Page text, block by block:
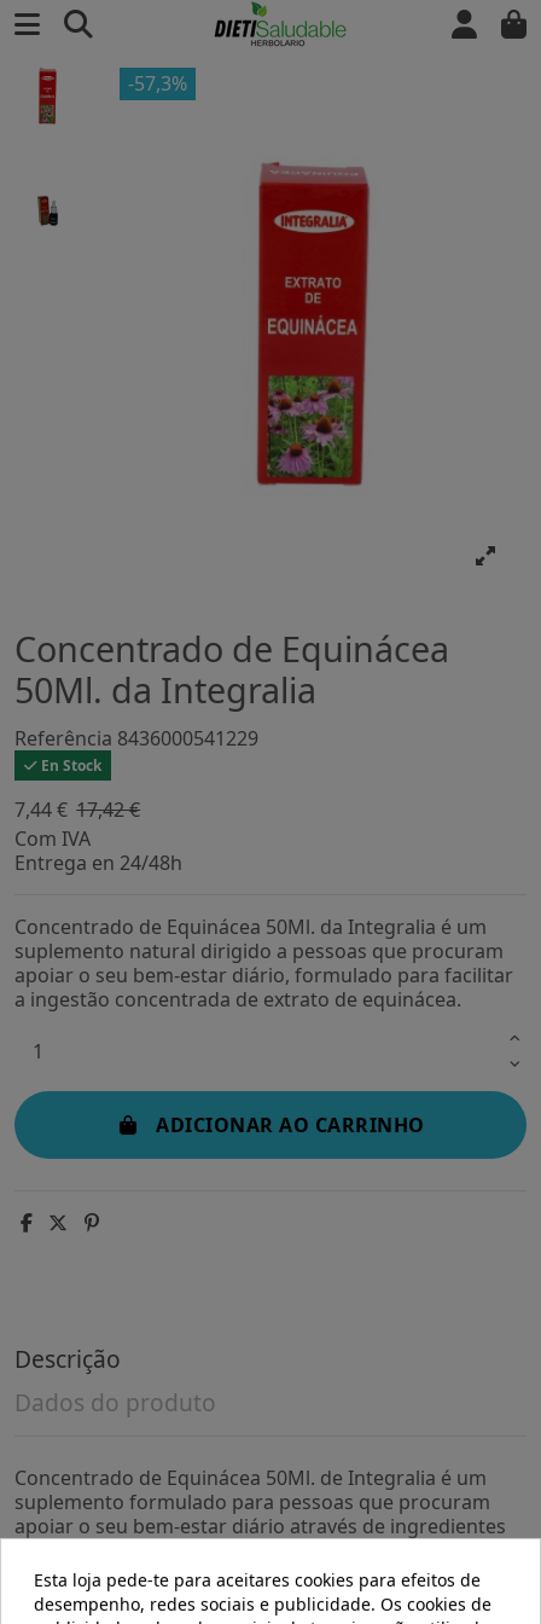
-57,3%
Concentrado de Equinácea
50Ml. da Integralia
Referência 8436000541229
En Stock
7,44 € 17,42 €
Com IVA
Entrega en 24/48h
Concentrado de Equinácea 50Ml. da Integralia é um
suplemento natural dirigido a pessoas que procuram
apoiar o seu bem-estar diário, formulado para facilitar
a ingestão concentrada de extrato de equinácea.
ADICIONAR AO CARRINHO
Descrição
Dados do produto
Concentrado de Equinácea 50Ml. de Integralia é um
suplemento formulado para pessoas que procuram
apoiar o seu bem-estar diário através de ingredientes
facilita sua dosagem e consumo regular.
Esta loja pede-te para aceitares cookies para efeitos de
desempenho, redes sociais e publicidade. Os cookies de